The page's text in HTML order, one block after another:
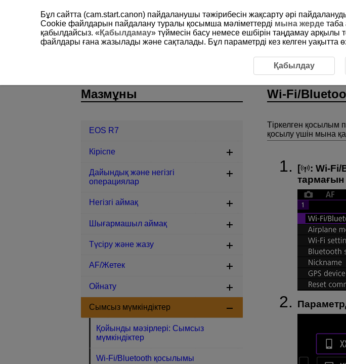
Сымсыз мүмкіндіктер Wi-Fi/Bluetooth арқылы қайта
Wi-Fi/
Тіркелген қосылым
қосылу үшін мына
[ : Wi-Fi/
тармағын
Мазмұны
EOS R7
Кіріспе
Дайындық және негізгі
операциялар
Негізгі аймақ
Шығармашыл аймақ
Түсіру және жазу
AF/Жетек
Ойнату
Сымсыз мүмкіндіктер
Қойынды мәзірлері: Сымсыз
мүмкіндіктер
Wi-Fi/Bluetooth қосылымы
Бұл сайтта (cam.start.canon) пайдаланушы тәжірибесін жақсарту әрі
Cookie файлдарын пайдалану туралы қосымша мәліметтерді мына жерде таба
қабылдайсыз. «Қабылдамау» түймесін басу немесе ешбірін таңдамау
файлдары ғана жазылады және сақталады. Бұл параметрді кез келген уақытта
Қабылдау